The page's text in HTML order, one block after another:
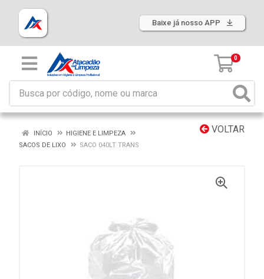
Baixe já nosso APP
0
VOLTAR
INÍCIO
HIGIENE E LIMPEZA
SACOS DE LIXO
SACO 040LT TRANS